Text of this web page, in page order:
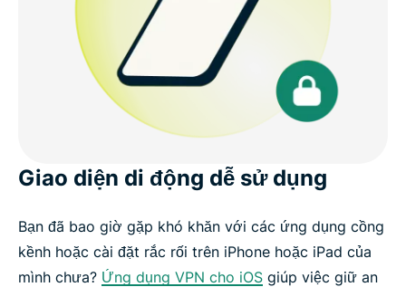
Giao diện di động dễ sử dụng
Bạn đã bao giờ gặp khó khăn với các ứng dụng cồng
kềnh hoặc cài đặt rắc rối trên iPhone hoặc iPad của
mình chưa? Ứng dụng VPN cho iOS giúp việc giữ an